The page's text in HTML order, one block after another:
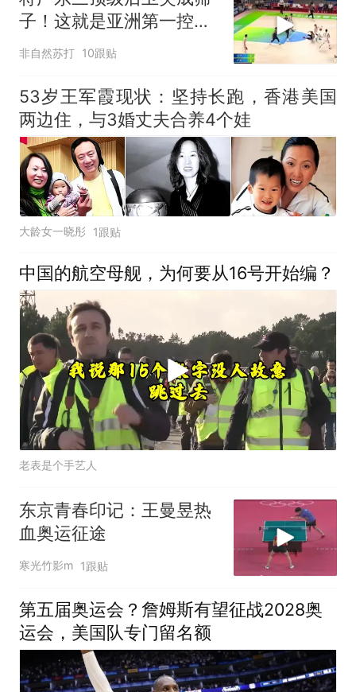
子！这就是亚洲第一控卫
的含金量
非自然苏打 10跟贴
53岁王军霞现状：坚持长跑，香港美国
两边住，与3婚丈夫合养4个娃
大龄女一晓彤 1跟贴
中国的航空母舰，为何要从16号开始编？
老表是个手艺人
东京青春印记：王曼昱热
血奥运征途
寒光竹影m 1跟贴
第五届奥运会？詹姆斯有望征战2028奥
运会，美国队专门留名额